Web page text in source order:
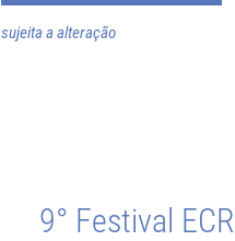
sujeita a alteração
9° Festival